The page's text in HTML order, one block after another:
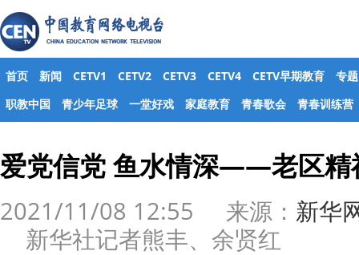
首页 新闻 CETV1 CETV2 CETV3 CETV4 CETV早期教育
专题
职教中国
青少年足球 一堂好戏 家庭教育 青春歌会 青春训练营
爱党信党 鱼水情深——老区精
2021/11/08 12:55 来源： 新华
新华社记者熊丰、余贤红